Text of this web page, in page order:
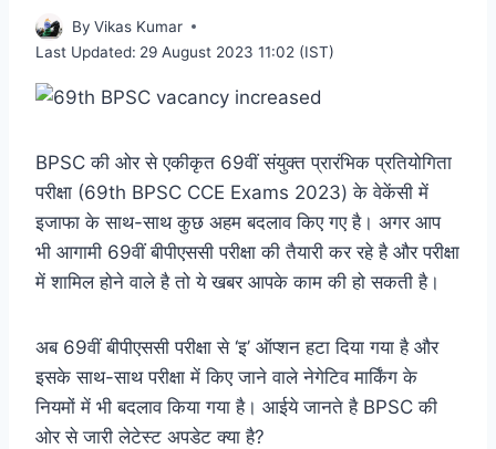
By Vikas Kumar
Last Updated: 29 August 2023 11:02 (IST)
BPSC की ओर से एकीकृत 69वीं संयुक्त प्रारंभिक प्रतियोगिता
परीक्षा (69th BPSC CCE Exams 2023) के वेकेंसी में
इजाफा के साथ-साथ कुछ अहम बदलाव किए गए है। अगर आप
भी आगामी 69वीं बीपीएससी परीक्षा की तैयारी कर रहे है और परीक्षा
में शामिल होने वाले है तो ये खबर आपके काम की हो सकती है।
अब 69वीं बीपीएससी परीक्षा से ‘इ’ ऑप्शन हटा दिया गया है और
इसके साथ-साथ परीक्षा में किए जाने वाले नेगेटिव मार्किंग के
नियमों में भी बदलाव किया गया है। आईये जानते है BPSC की
ओर से जारी लेटेस्ट अपडेट क्या है?